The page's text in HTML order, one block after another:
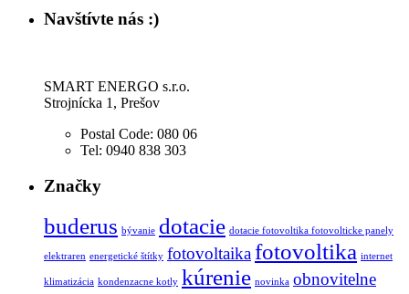
Navštívte nás :)
SMART ENERGO s.r.o.
Strojnícka 1, Prešov
Postal Code: 080 06
Tel: 0940 838 303
Značky
buderus bývanie dotacie dotacie fotovoltika fotovolticke panely
elektraren energetické štítky fotovoltaikafotovoltika internet
klimatizácia kondenzacne kotly kúrenie novinka obnovitelne